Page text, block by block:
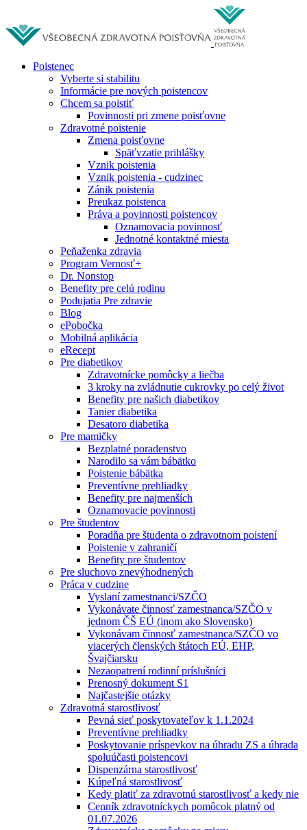
Poistenec
Vyberte si stabilitu
Informácie pre nových poistencov
Chcem sa poistiť
Povinnosti pri zmene poisťovne
Zdravotné poistenie
Zmena poisťovne
Späťvzatie prihlášky
Vznik poistenia
Vznik poistenia - cudzinec
Zánik poistenia
Preukaz poistenca
Práva a povinnosti poistencov
Oznamovacia povinnosť
Jednotné kontaktné miesta
Peňaženka zdravia
Program Vernosť+
Dr. Nonstop
Benefity pre celú rodinu
Podujatia Pre zdravie
Blog
ePobočka
Mobilná aplikácia
eRecept
Pre diabetikov
Zdravotnícke pomôcky a liečba
3 kroky na zvládnutie cukrovky po celý život
Benefity pre našich diabetikov
Tanier diabetika
Desatoro diabetika
Pre mamičky
Bezplatné poradenstvo
Narodilo sa vám bábätko
Poistenie bábätka
Preventívne prehliadky
Benefity pre najmenších
Oznamovacie povinnosti
Pre študentov
Poradňa pre študenta o zdravotnom poistení
Poistenie v zahraničí
Benefity pre študentov
Pre sluchovo znevýhodnených
Práca v cudzine
Vyslaní zamestnanci/SZČO
Vykonávate činnosť zamestnanca/SZČO v
jednom ČŠ EÚ (inom ako Slovensko)
Vykonávam činnosť zamestnanca/SZČO vo
viacerých členských štátoch EÚ, EHP,
Švajčiarsku
Nezaopatrení rodinní príslušníci
Prenosný dokument S1
Najčastejšie otázky
Zdravotná starostlivosť
Pevná sieť poskytovateľov k 1.1.2024
Preventívne prehliadky
Poskytovanie príspevkov na úhradu ZS a úhrada
spoluúčasti poistencovi
Dispenzárna starostlivosť
Kúpeľná starostlivosť
Kedy platiť za zdravotnú starostlivosť a kedy nie
Cenník zdravotníckych pomôcok platný od
01.07.2026